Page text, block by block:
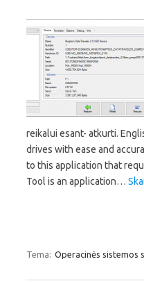
reikalui esant- atkurti.
drives with ease and
to this application that
Tool is an application…
Tema: Operacinės sistemos